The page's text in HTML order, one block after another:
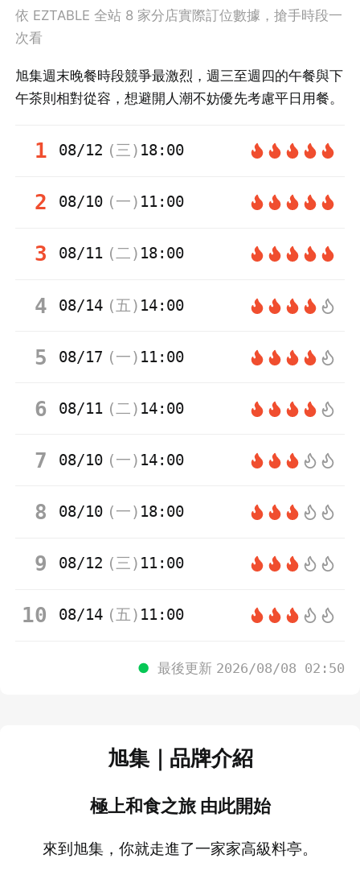
依 EZTABLE 全站 8 家分店實際訂位數據，搶手時段一
次看
旭集週末晚餐時段競爭最激烈，週三至週四的午餐與下
午茶則相對從容，想避開人潮不妨優先考慮平日用餐。
1 08/12 (三) 18:00
2 08/10 (一) 11:00
3 08/11 (二) 18:00
4 08/14 (五) 14:00
5 08/17 (一) 11:00
6 08/11 (二) 14:00
7 08/10 (一) 14:00
8 08/10 (一) 18:00
9 08/12 (三) 11:00
10 08/14 (五) 11:00
● 最後更新 2026/08/08 02:50
旭集｜品牌介紹
極上和食之旅 由此開始
來到旭集，你就走進了一家家高級料亭。